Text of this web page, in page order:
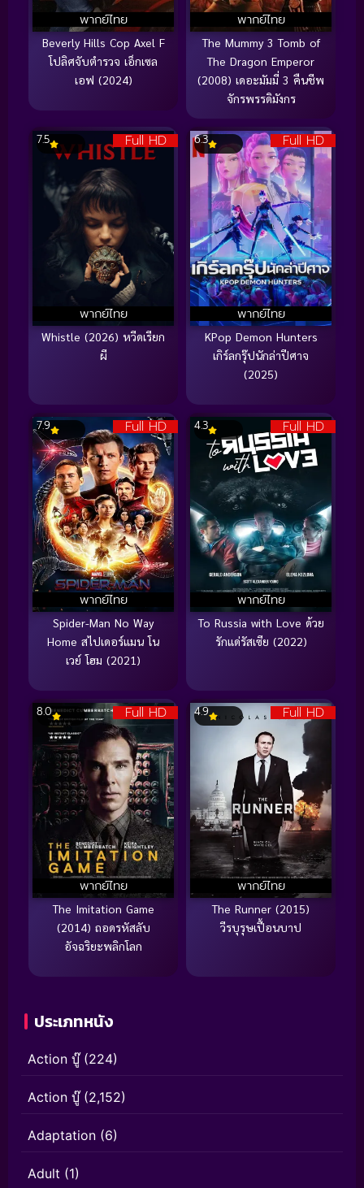
พากย์ไทย
Beverly Hills Cop Axel F
โปลิศจับตำรวจ เอ็กเซล
เอฟ (2024)
พากย์ไทย
The Mummy 3 Tomb of
The Dragon Emperor
(2008) เดอะมัมมี่ 3 คืนชีพ
จักรพรรดิมังกร
Full HD
พากย์ไทย
7.5
Whistle (2026) หวีดเรียก
ผี
Full HD
พากย์ไทย
6.3
KPop Demon Hunters
เกิร์ลกรุ๊ปนักล่าปีศาจ
(2025)
Full HD
พากย์ไทย
7.9
Spider-Man No Way
Home สไปเดอร์แมน โน
เวย์ โฮม (2021)
Full HD
พากย์ไทย
4.3
To Russia with Love ด้วย
รักแด่รัสเซีย (2022)
Full HD
พากย์ไทย
8.0
The Imitation Game
(2014) ถอดรหัสลับ
อัจฉริยะพลิกโลก
Full HD
พากย์ไทย
4.9
The Runner (2015)
วีรบุรุษเปื้อนบาป
ประเภทหนัง
Action บู๊(224)
Action บู๊(2,152)
Adaptation (6)
Adult (1)